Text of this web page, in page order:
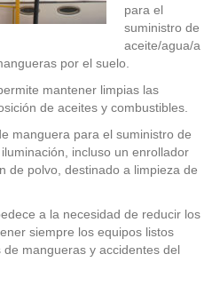
para el
suministro de
aceite/agua/a
por el suelo.
mantener limpias las
de aceites y combustibles.
manguera para el suministro de
incluso un enrollador
de polvo, destinado a limpieza de
a la necesidad de reducir los
siempre los equipos listos
mangueras y accidentes del